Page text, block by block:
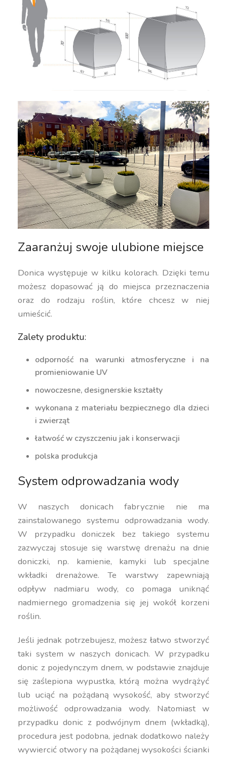
Zaaranżuj swoje ulubione miejsce
Donica występuje w kilku kolorach. Dzięki temu
możesz dopasować ją do miejsca przeznaczenia
oraz do rodzaju roślin, które chcesz w niej
umieścić.
Zalety produktu:
odporność na warunki atmosferyczne i na
promieniowanie UV
nowoczesne, designerskie kształty
wykonana z materiału bezpiecznego dla dzieci
i zwierząt
łatwość w czyszczeniu jak i konserwacji
polska produkcja
System odprowadzania wody
W naszych donicach fabrycznie nie ma
zainstalowanego systemu odprowadzania wody.
W przypadku doniczek bez takiego systemu
zazwyczaj stosuje się warstwę drenażu na dnie
doniczki, np. kamienie, kamyki lub specjalne
wkładki drenażowe. Te warstwy zapewniają
odpływ nadmiaru wody, co pomaga uniknąć
nadmiernego gromadzenia się jej wokół korzeni
roślin.
Jeśli jednak potrzebujesz, możesz łatwo stworzyć
taki system w naszych donicach. W przypadku
donic z pojedynczym dnem, w podstawie znajduje
się zaślepiona wypustka, którą można wydrążyć
lub uciąć na pożądaną wysokość, aby stworzyć
możliwość odprowadzania wody. Natomiast w
przypadku donic z podwójnym dnem (wkładką),
procedura jest podobna, jednak dodatkowo należy
wywiercić otwory na pożądanej wysokości ścianki